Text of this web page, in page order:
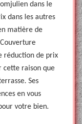
dans le
dans les autres
matière de
réduction de prix
cette raison que
Ses
en vous
votre bien.